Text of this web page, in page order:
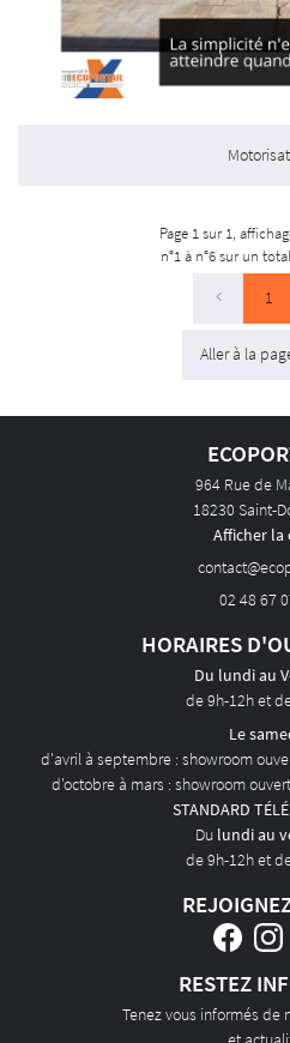
Page 1 sur 1,
n°1 à n°6 sur un
1
Aller à la
964 Rue de
18230 Saint-
Afficher la
02 48 67
HORAIRES
Du lundi au
de 9h-12h et
Le
d'avril à septembre : showroom
d'octobre à mars : showroom
STANDARD
Du lundi au
de 9h-12h et
RESTEZ
Tenez vous informés de